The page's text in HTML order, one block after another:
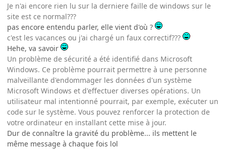
Je n'ai encore rien lu sur la derniere faille de windows sur le
site est ce normal???
pas encore entendu parler, elle vient d'où ?
c'est les vacances ou j'ai chargé un faux correctif???
Hehe, va savoir
Un problème de sécurité a été identifié dans Microsoft
Windows. Ce problème pourrait permettre à une personne
malveillante d'endommager les données d'un système
Microsoft Windows et d'effectuer diverses opérations. Un
utilisateur mal intentionné pourrait, par exemple, exécuter un
code sur le système. Vous pouvez renforcer la protection de
votre ordinateur en installant cette mise à jour.
Dur de connaître la gravité du problème... ils mettent le
même message à chaque fois lol